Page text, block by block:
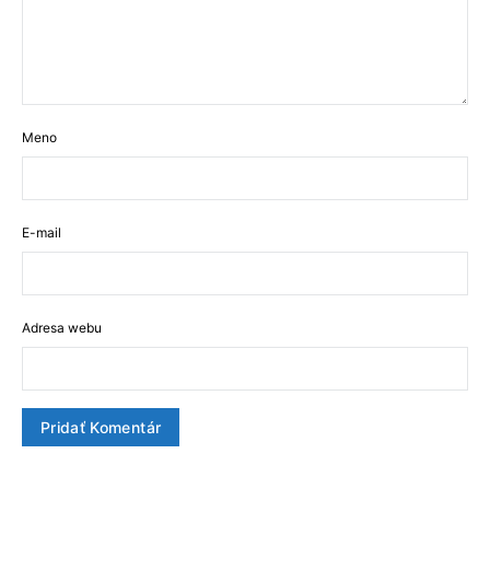
Meno
E-mail
Adresa webu